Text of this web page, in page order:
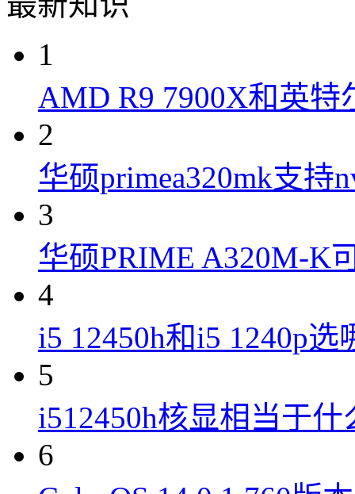
1
AMD R9 7900X和英特
2
华硕primea320mk支持
3
华硕PRIME A320M-K
4
i5 12450h和i5 1240p选
5
i512450h核显相当于什
6